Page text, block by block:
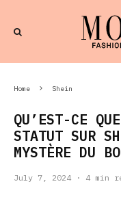
Home Shein
QU’EST-CE
STATUT SUR
MYSTÈRE DU
July 7, 2024 · 4 min